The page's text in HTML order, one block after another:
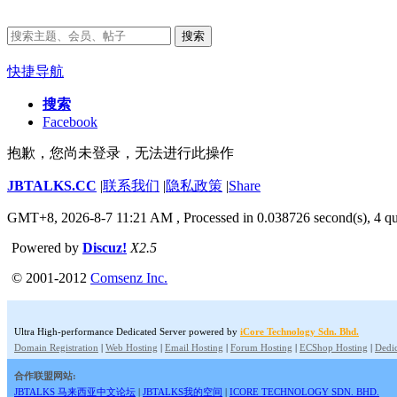
搜索
快捷导航
搜索
Facebook
抱歉，您尚未登录，无法进行此操作
JBTALKS.CC |联系我们 |隐私政策 |Share
GMT+8, 2026-8-7 11:21 AM , Processed in 0.038726 second(s), 4
Powered by Discuz! X2.5
© 2001-2012 Comsenz Inc.
Ultra High-performance Dedicated Server powered by iCore Technology Sdn. Bhd.
Domain Registration | Web Hosting | Email Hosting | Forum Hosting | ECShop Hosting |
合作联盟网站:
JBTALKS 马来西亚中文论坛 | JBTALKS我的空间 | ICORE TECHNOLOGY SDN. BHD.